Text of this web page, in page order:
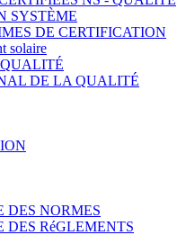
SYSTÈME
DE CERTIFICATION
solaire
DE LA QUALITÉ
DES NORMES
DES RéGLEMENTS